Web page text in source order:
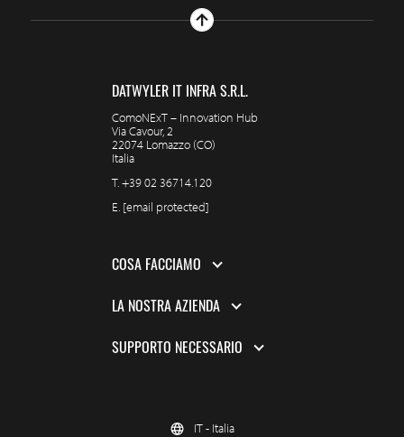
DATWYLER IT INFRA S.R.L.
ComoNExT – Innovation Hub
Via Cavour, 2
22074 Lomazzo (CO)
Italia
T.+39 02 36714.120
E. [email protected]
COSA FACCIAMO
LA NOSTRA AZIENDA
SUPPORTO NECESSARIO
IT - Italia